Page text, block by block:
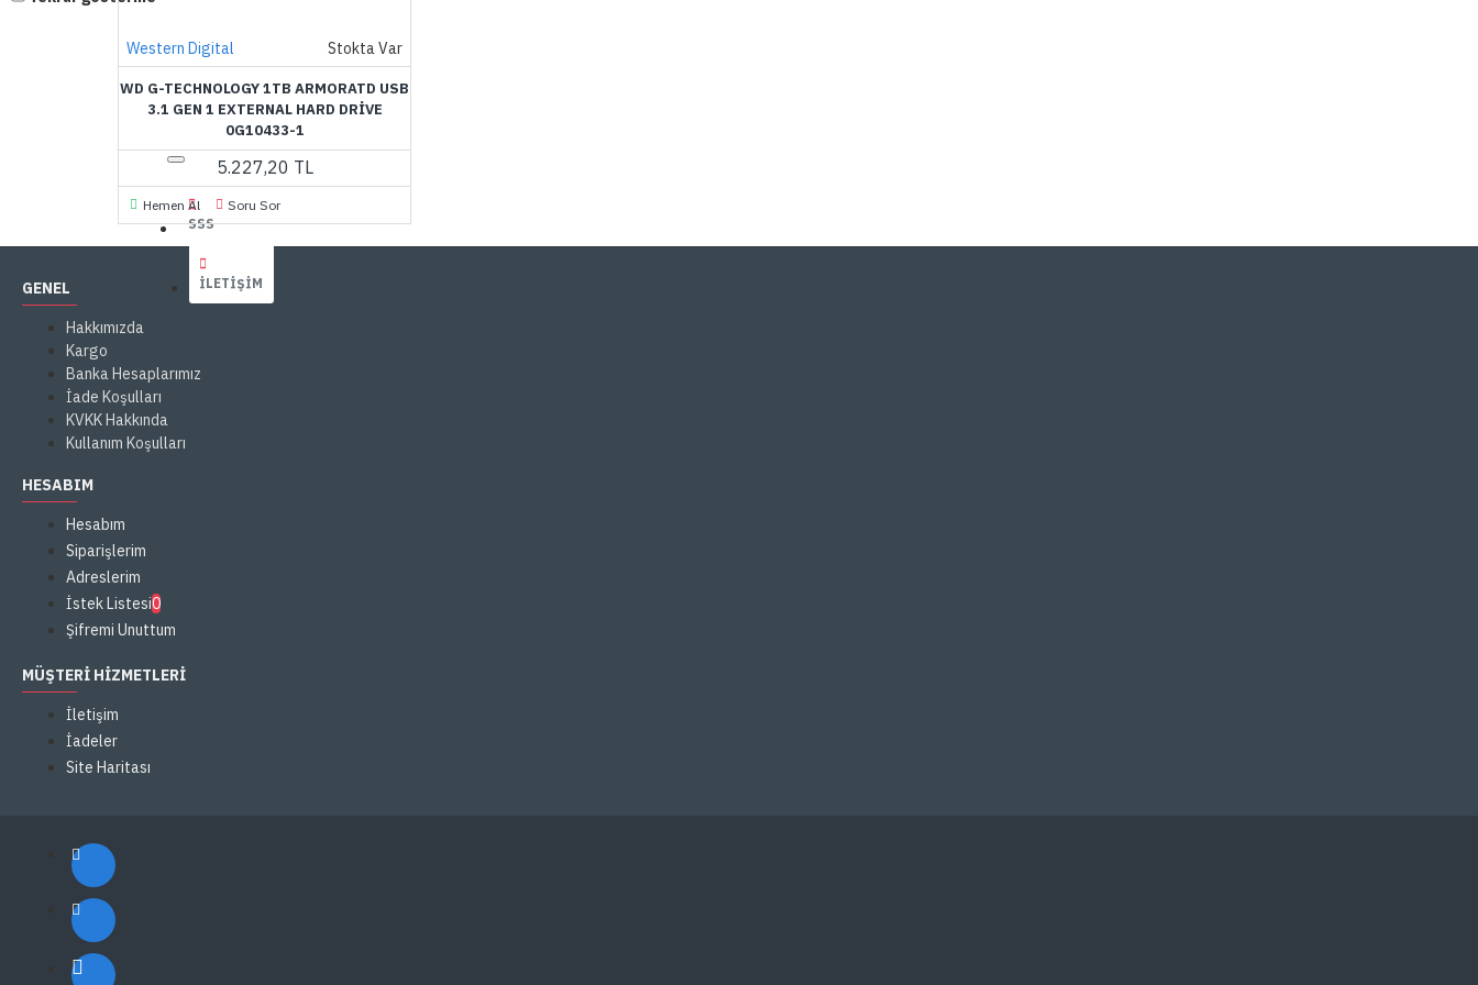
SSS
İLETIŞIM
Western Digital Stokta Var
WD G-TECHNOLOGY 1TB ARMORATD USB
3.1 GEN 1 EXTERNAL HARD DRIVE
0G10433-1
5.227,20 TL
Hemen Al Soru Sor
GENEL
Hakkımızda
Kargo
Banka Hesaplarımız
İade Koşulları
KVKK Hakkında
Kullanım Koşulları
HESABIM
Hesabım
Siparişlerim
Adreslerim
İstek Listesi0
Şifremi Unuttum
MÜŞTERI HIZMETLERI
İletişim
İadeler
Site Haritası